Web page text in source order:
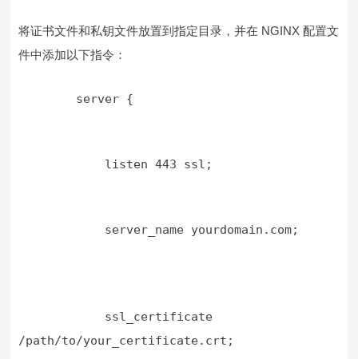
将证书文件和私钥文件放置到指定目录，并在 NGINX 配置文
件中添加以下指令：
        server {
            listen 443 ssl;
            server_name yourdomain.com;
/path/to/your_certificate.crt;